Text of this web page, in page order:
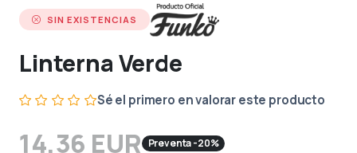
SIN EXISTENCIAS
Linterna Verde
Sé el primero en valorar este producto
14,36 EUR Preventa -20%